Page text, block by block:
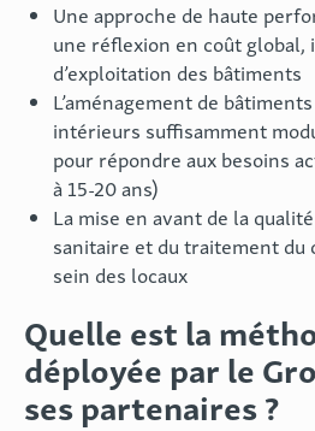
Une approche de haute
une réflexion en coût global,
d’exploitation des bâtiments
L’aménagement de bâtiments
intérieurs suffisamment
pour répondre aux besoins
à 15-20 ans)
La mise en avant de la
sanitaire et du traitement du
sein des locaux
Quelle est la
déployée par le
ses partenaires ?